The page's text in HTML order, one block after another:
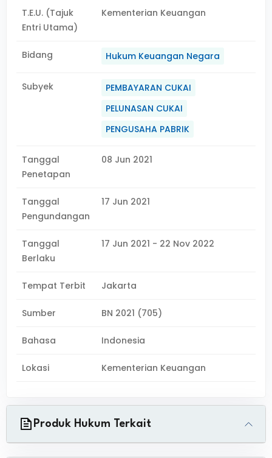
T.E.U. (Tajuk
Entri Utama)
Kementerian Keuangan
Bidang Hukum Keuangan Negara
Subyek
PEMBAYARAN CUKAI
PELUNASAN CUKAI
PENGUSAHA PABRIK
Tanggal
Penetapan
08 Jun 2021
Tanggal
Pengundangan
17 Jun 2021
Tanggal
Berlaku
17 Jun 2021 - 22 Nov 2022
Tempat Terbit Jakarta
Sumber BN 2021 (705)
Bahasa Indonesia
Lokasi Kementerian Keuangan
Produk Hukum Terkait